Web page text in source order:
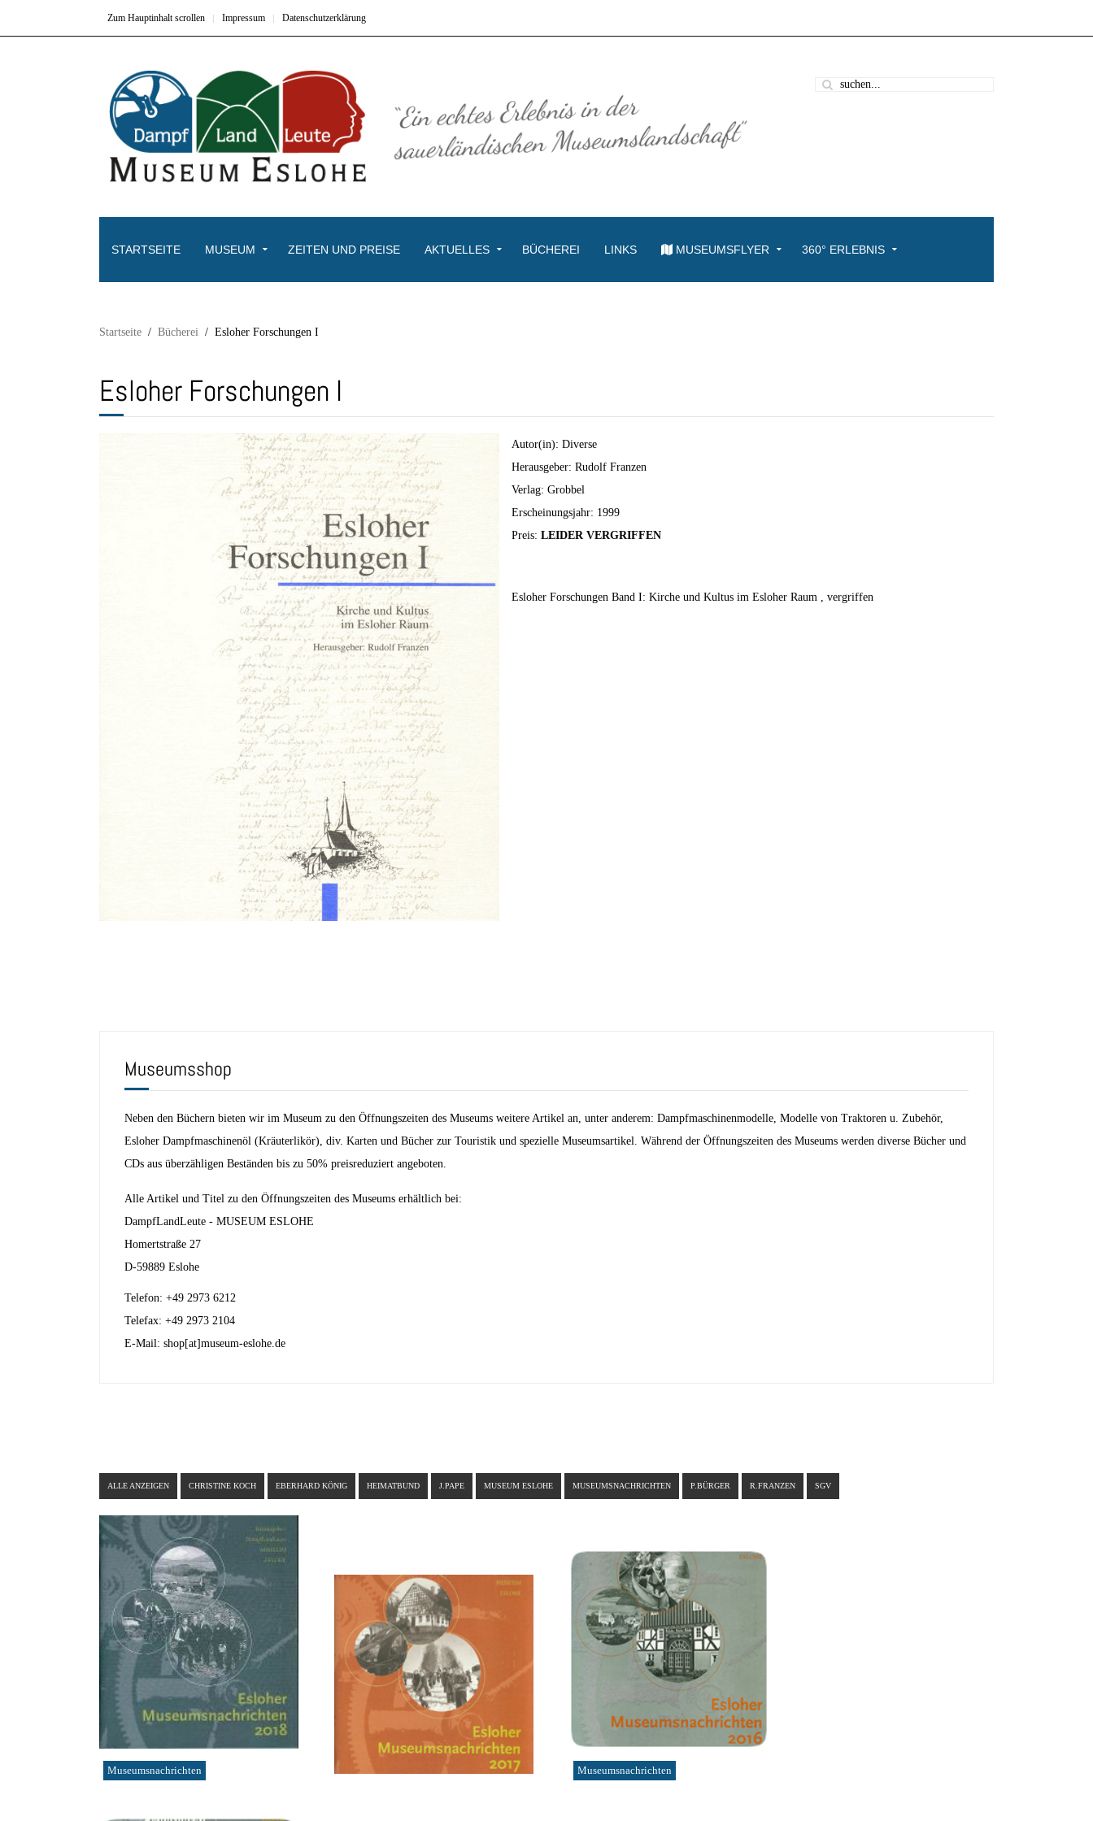
Zum Hauptinhalt scrollen Impressum Datenschutzerklärung
STARTSEITE MUSEUM ZEITEN UND PREISE AKTUELLES BÜCHEREI LINKS MUSEUMSFLYER 360° ERLEBNIS
Startseite Bücherei Esloher Forschungen I
Esloher Forschungen I
Autor(in): Diverse
Herausgeber: Rudolf Franzen
Verlag: Grobbel
Erscheinungsjahr: 1999
Preis: LEIDER VERGRIFFEN
Esloher Forschungen Band I: Kirche und Kultus im Esloher Raum , vergriffen
Museumsshop
Neben den Büchern bieten wir im Museum zu den Öffnungszeiten des Museums weitere Artikel an, unter anderem: Dampfmaschinenmodelle, Modelle von Traktoren u. Zubehör,
Esloher Dampfmaschinenöl (Kräuterlikör), div. Karten und Bücher zur Touristik und spezielle Museumsartikel. Während der Öffnungszeiten des Museums werden diverse Bücher und
CDs aus überzähligen Beständen bis zu 50% preisreduziert angeboten.
Alle Artikel und Titel zu den Öffnungszeiten des Museums erhältlich bei:
DampfLandLeute - MUSEUM ESLOHE
Homertstraße 27
D-59889 Eslohe
Telefon: +49 2973 6212
Telefax: +49 2973 2104
E-Mail: shop[at]museum-eslohe.de
ALLE ANZEIGEN CHRISTINE KOCH EBERHARD KÖNIG HEIMATBUND J.PAPE MUSEUM ESLOHE MUSEUMSNACHRICHTEN P.BÜRGER R.FRANZEN SGV
Museumsnachrichten Museumsnachrichten